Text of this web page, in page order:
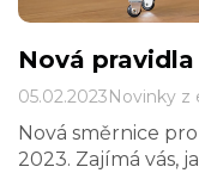
Nová
05.02.2023 Novinky z
Nová směrnice
2023. Zajímá vás,